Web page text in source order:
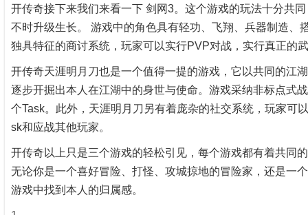
开传奇接下来我们来看一下 剑网3。这个游戏的玩法十分共
不时升级生长。 游戏中的角色具有轻功、飞翔、兵器制造
独具特征的商讨系统，玩家可以实行PVP对战，实行真正的
开传奇天涯明月刀也是一个值得一提的游戏，它以共同的江
逐步开掘出本人在江湖中的身世与使命。游戏采纳非标点式
个Task。此外，天涯明月刀另有着庞杂的社交系统，玩家可
sk和应战其他玩家。
开传奇以上只是三个游戏的轻松引见，每个游戏都有着共同
无论你是一个喜好冒险、打怪、攻城掠地的冒险家，还是一
游戏中找到本人的归属感。